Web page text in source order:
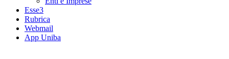
Esse3
Rubrica
Webmail
App Uniba